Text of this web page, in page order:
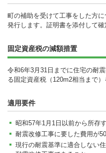
町の補助を受けて工事をした方
発行します。証明書を添付して確
固定資産税の減額措置
令和6年3月31日までに住宅の耐
る固定資産税（120m2相当まで）
適用要件
昭和57年1月1日以前から所存
耐震改修工事に要した費用が
現行の耐震基準に適合しない